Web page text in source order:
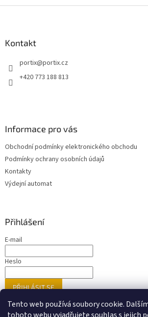
Tento web používá soubory cookie.
Kontakt
portix@portix.cz
+420 773 188 813
Informace pro vás
Obchodní podmínky elektronického obchodu
Podmínky ochrany osobních údajů
Kontakty
Výdejní automat
Přihlášení
E-mail
Heslo
PŘIHLÁSIT SE
Nová registraceZapomenuté heslo